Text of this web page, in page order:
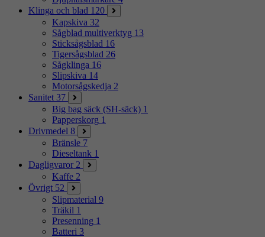
Klinga och blad 120
Kapskiva 32
Sågblad multiverktyg 13
Sticksågsblad 16
Tigersågsblad 26
Sågklinga 16
Slipskiva 14
Motorsågskedja 2
Sanitet 37
Big bag säck (SH-säck) 1
Papperskorg 1
Drivmedel 8
Bränsle 7
Dieseltank 1
Dagligvaror 2
Kaffe 2
Övrigt 52
Slipmaterial 9
Träkil 1
Presenning 1
Batteri 3